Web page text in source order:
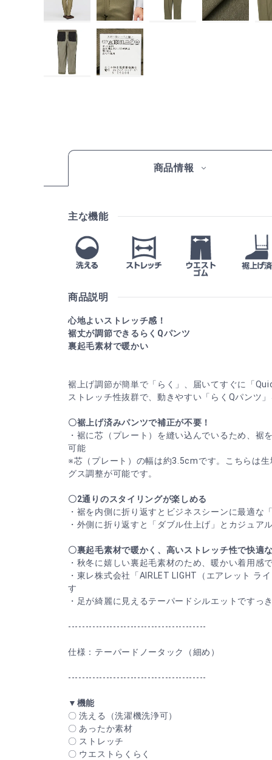
商品情報
主な機能
商品説明
心地よいストレッチ感！
裾丈が調節できるらくQパンツ
裏起毛素材で暖かい
裾上げ調節が簡単で「らく」、届いてすぐに「
ストレッチ性抜群で、動きやすい「らくQパンツ
〇裾上げ済みパンツで補正が不要！
・裾に芯（プレート）を縫い込んでいるため、裾
可能
※芯（プレート）の幅は約3.5cmです。こちらは
グス調整が可能です。
〇2通りのスタイリングが楽しめる
・裾を内側に折り返すとビジネスシーンに最適な
・外側に折り返すと「ダブル仕上げ」とカジュア
〇裏起毛素材で暖かく、高いストレッチ性で快適
・秋冬に嬉しい裏起毛素材のため、暖かい着用感
・東レ株式会社「AIRLET LIGHT（エアレット ラ
す
・足が綺麗に見えるテーパードシルエットですっ
----------------------------------------
仕様：テーパードノータック（細め）
----------------------------------------
▼機能
〇 洗える（洗濯機洗浄可）
〇 あったか素材
〇 ストレッチ
〇 ウエストらくらく